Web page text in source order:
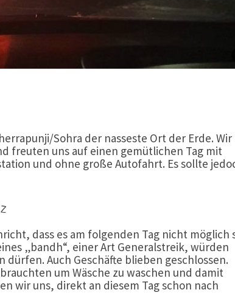
Sohra der nasseste Ort der Erde. Wir
freuten uns auf einen gemütlichen Tag mit
und ohne große Autofahrt. Es sollte
dass es am folgenden Tag nicht möglich
„bandh“, einer Art Generalstreik, würden
Auch Geschäfte blieben geschlossen.
um Wäsche zu waschen und damit
wir uns, direkt an diesem Tag schon nach